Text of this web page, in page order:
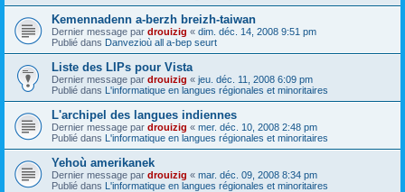
Kemennadenn a-berzh breizh-taiwan
Dernier message par drouizig « dim. déc. 14, 2008 9:51 pm
Publié dans Danvezioù all a-bep seurt
Liste des LIPs pour Vista
Dernier message par drouizig « jeu. déc. 11, 2008 6:09 pm
Publié dans L'informatique en langues régionales et minoritaires
L'archipel des langues indiennes
Dernier message par drouizig « mer. déc. 10, 2008 2:48 pm
Publié dans L'informatique en langues régionales et minoritaires
Yehoù amerikanek
Dernier message par drouizig « mar. déc. 09, 2008 8:34 pm
Publié dans L'informatique en langues régionales et minoritaires